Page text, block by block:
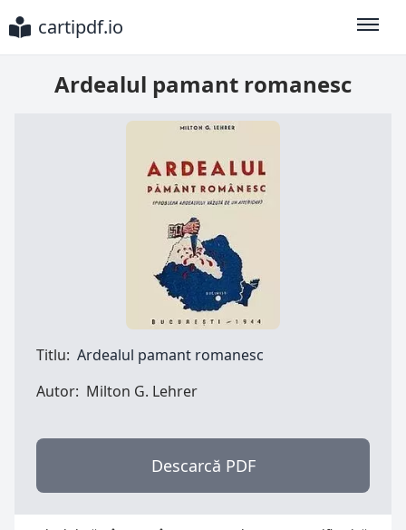
cartipdf.io
Ardealul pamant romanesc
Titlu: Ardealul pamant romanesc
Autor: Milton G. Lehrer
Descarcă PDF